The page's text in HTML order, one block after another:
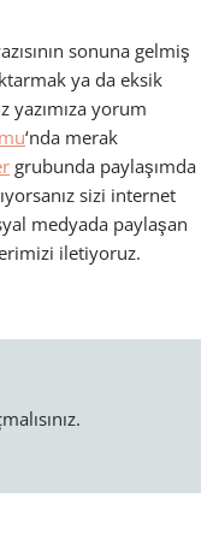
sonuna gelmiş
ya da eksik
yorum
‘nda merak
grubunda paylaşımda
sizi internet
medyada paylaşan
iletiyoruz.
.